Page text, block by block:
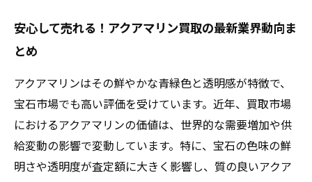
安心して売れる！アクアマリン買取の最新業界動向ま
とめ
アクアマリンはその鮮やかな青緑色と透明感が特徴で、
宝石市場でも高い評価を受けています。近年、買取市場
におけるアクアマリンの価値は、世界的な需要増加や供
給変動の影響で変動しています。特に、宝石の色味の鮮
明さや透明度が査定額に大きく影響し、質の良いアクア